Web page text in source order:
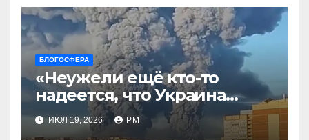
БЛОГОСФЕРА
«Неужели ещё кто-то
надеется, что Украина
будет действовать
непоследовательно?»
ИЮЛ 19, 2026 РМ